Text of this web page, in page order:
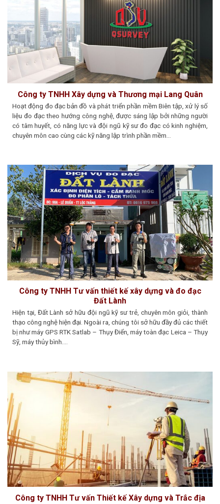
Công ty TNHH Xây dựng và Thương mại Lang Quân
Hoạt động đo đạc bản đồ và phát triển phần mềm Biên tập, xử lý số
liệu đo đạc theo hướng công nghệ, được sáng lập bởi những người
có tâm huyết, có năng lực và đội ngũ kỹ sư đo đạc có kinh nghiệm,
chuyên môn cao cùng các kỹ năng lập trình phần mềm…
Công ty TNHH Tư vấn thiết kế xây dựng và đo đạc
Đất Lành
Hiện tại, Đất Lành sở hữu đội ngũ kỹ sư trẻ, chuyên môn giỏi, thành
thạo công nghệ hiện đại. Ngoài ra, chúng tôi sở hữu đầy đủ các thiết
bị như máy GPS RTK Satlab – Thụy Điển, máy toàn đạc Leica – Thụy
Sỹ, máy thủy bình….
Công ty TNHH Tư vấn Thiết kế Xây dựng và Trắc địa